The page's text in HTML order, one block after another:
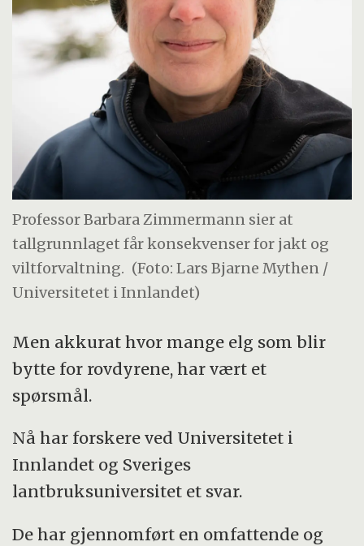
Professor Barbara Zimmermann sier at
tallgrunnlaget får konsekvenser for jakt og
viltforvaltning. (Foto: Lars Bjarne Mythen /
Universitetet i Innlandet)
Men akkurat hvor mange elg som blir
bytte for rovdyrene, har vært et
spørsmål.
Nå har forskere ved Universitetet i
Innlandet og Sveriges
lantbruksuniversitet et svar.
De har gjennomført en omfattende og